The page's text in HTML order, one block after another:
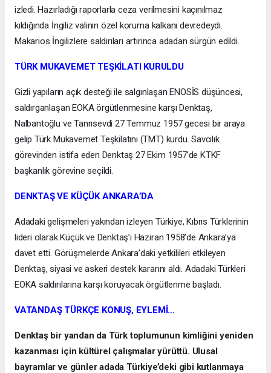
izledi. Hazırladığı raporlarla ceza verilmesini kaçınılmaz
kıldığında İngiliz valinin özel koruma kalkanı devredeydi.
Makarios İngilizlere saldırıları artırınca adadan sürgün edildi.
TÜRK MUKAVEMET TEŞKİLATI KURULDU
Gizli yapıların açık desteği ile salgınlaşan ENOSİS düşüncesi,
saldırganlaşan EOKA örgütlenmesine karşı Denktaş,
Nalbantoğlu ve Tanrısevdi 27 Temmuz 1957 gecesi bir araya
gelip Türk Mukavemet Teşkilatını (TMT) kurdu. Savcılık
görevinden istifa eden Denktaş 27 Ekim 1957’de KTKF
başkanlık görevine seçildi.
DENKTAŞ VE KÜÇÜK ANKARA’DA
Adadaki gelişmeleri yakından izleyen Türkiye, Kıbrıs Türklerinin
lideri olarak Küçük ve Denktaş’ı Haziran 1958’de Ankara’ya
davet etti. Görüşmelerde Ankara’daki yetkilileri etkileyen
Denktaş, siyasi ve askeri destek kararını aldı. Adadaki Türkleri
EOKA saldırılarına karşı koruyacak örgütlenme başladı.
VATANDAŞ TÜRKÇE KONUŞ, EYLEMİ…
Denktaş bir yandan da Türk toplumunun kimliğini yeniden
kazanması için kültürel çalışmalar yürüttü. Ulusal
bayramlar ve günler adada Türkiye’deki gibi kutlanmaya